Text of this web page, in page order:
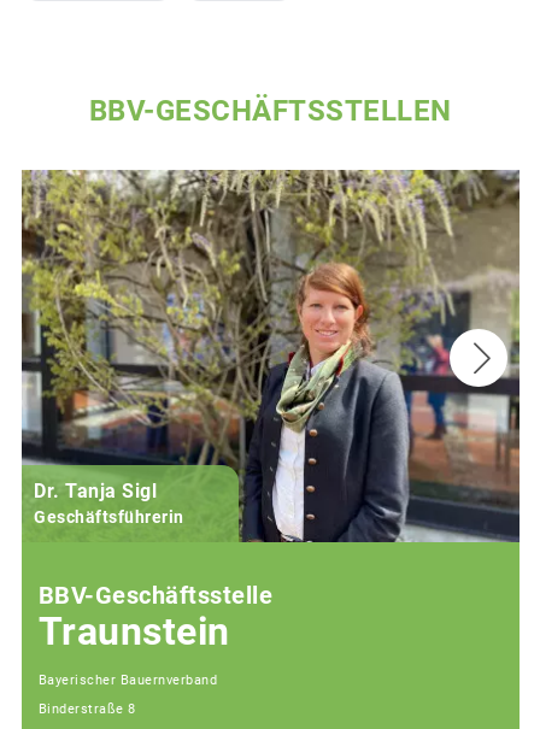
BBV-GESCHÄFTSSTELLEN
Dr. Tanja Sigl
Geschäftsführerin
BBV-Geschäftsstelle
Traunstein
Bayerischer Bauernverband
Binderstraße 8